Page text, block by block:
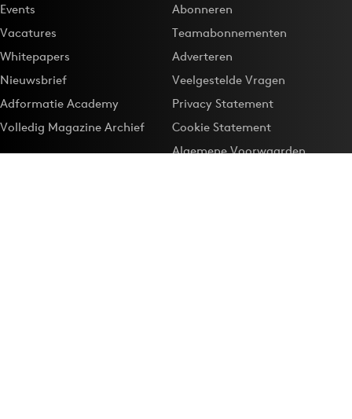
Events
Vacatures
Whitepapers
Nieuwsbrief
Adformatie Academy
Volledig Magazine Archief
Abonneren
Teamabonnementen
Adverteren
Veelgestelde Vragen
Privacy Statement
Cookie Statement
Algemene Voorwaarden